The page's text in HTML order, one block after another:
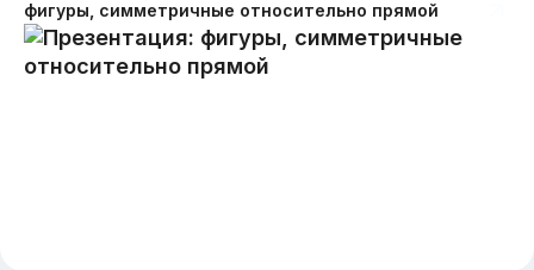
фигуры, симметричные относительно прямой